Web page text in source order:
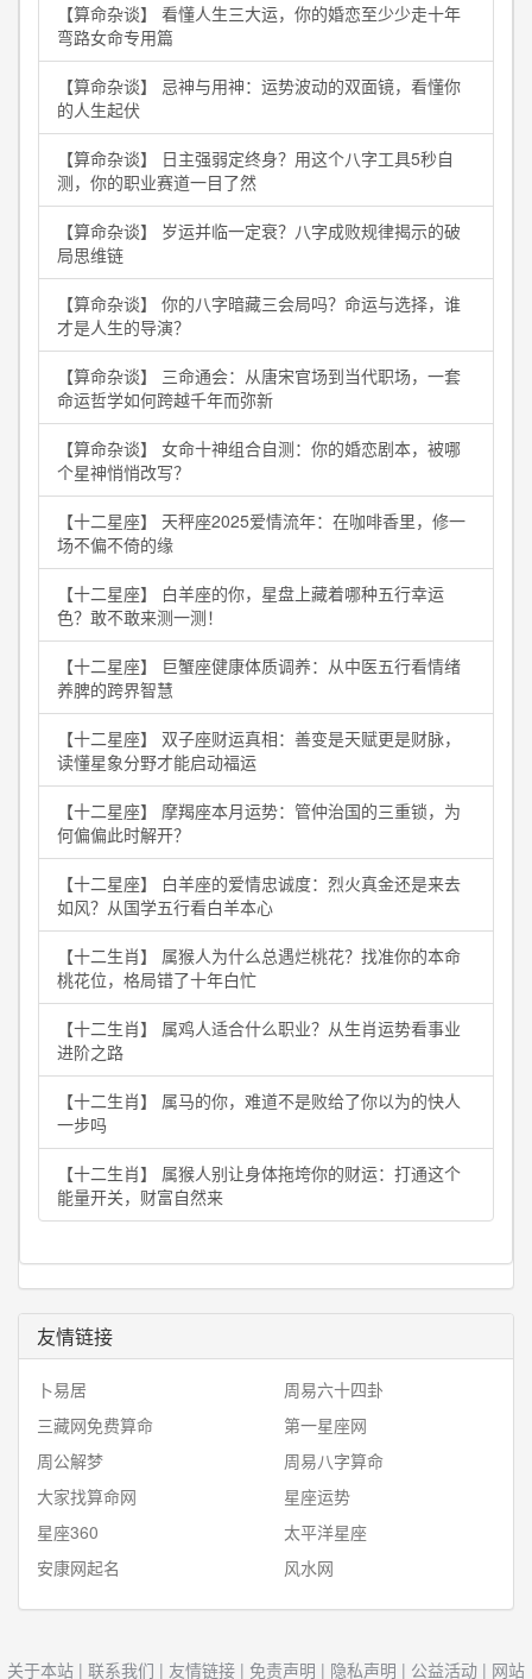
【算命杂谈】 看懂人生三大运，你的婚恋至少少走十年
弯路女命专用篇
【算命杂谈】 忌神与用神：运势波动的双面镜，看懂你
的人生起伏
【算命杂谈】 日主强弱定终身？用这个八字工具5秒自
测，你的职业赛道一目了然
【算命杂谈】 岁运并临一定衰？八字成败规律揭示的破
局思维链
【算命杂谈】 你的八字暗藏三会局吗？命运与选择，谁
才是人生的导演？
【算命杂谈】 三命通会：从唐宋官场到当代职场，一套
命运哲学如何跨越千年而弥新
【算命杂谈】 女命十神组合自测：你的婚恋剧本，被哪
个星神悄悄改写？
【十二星座】 天秤座2025爱情流年：在咖啡香里，修一
场不偏不倚的缘
【十二星座】 白羊座的你，星盘上藏着哪种五行幸运
色？敢不敢来测一测！
【十二星座】 巨蟹座健康体质调养：从中医五行看情绪
养脾的跨界智慧
【十二星座】 双子座财运真相：善变是天赋更是财脉，
读懂星象分野才能启动福运
【十二星座】 摩羯座本月运势：管仲治国的三重锁，为
何偏偏此时解开？
【十二星座】 白羊座的爱情忠诚度：烈火真金还是来去
如风？从国学五行看白羊本心
【十二生肖】 属猴人为什么总遇烂桃花？找准你的本命
桃花位，格局错了十年白忙
【十二生肖】 属鸡人适合什么职业？从生肖运势看事业
进阶之路
【十二生肖】 属马的你，难道不是败给了你以为的快人
一步吗
【十二生肖】 属猴人别让身体拖垮你的财运：打通这个
能量开关，财富自然来
友情链接
卜易居
周易六十四卦
三藏网免费算命
第一星座网
周公解梦
周易八字算命
大家找算命网
星座运势
星座360
太平洋星座
安康网起名
风水网
关于本站 | 联系我们 | 友情链接 | 免责声明 | 隐私声明 | 公益活动 | 网站